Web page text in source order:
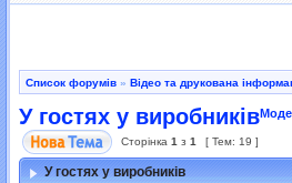
Список форумів » Відео та друкована
У гостях у виробників
Сторінка 1 з 1 [ Тем: 19 ]
У гостях у виробників